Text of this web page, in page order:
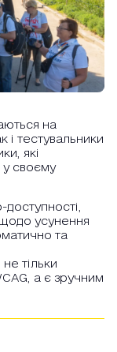
на
і тестувальники
які
у своєму
усунення
та
тільки
а є зручним